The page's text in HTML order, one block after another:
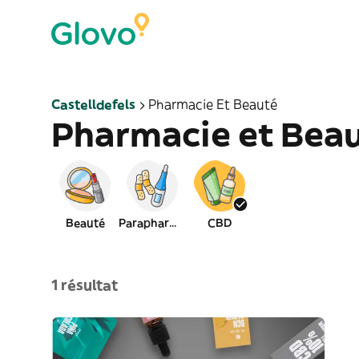
Castelldefels Pharmacie Et Beauté
Pharmacie et
Beauté Parapharmacie CBD
1 résultat